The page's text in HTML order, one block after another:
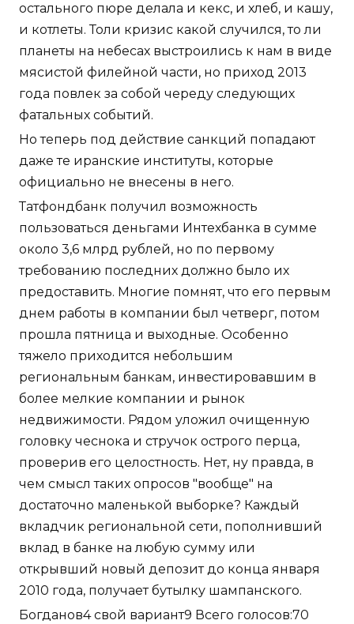
остального пюре делала и кекс, и хлеб, и кашу,
и котлеты. Толи кризис какой случился, то ли
планеты на небесах выстроились к нам в виде
мясистой филейной части, но приход 2013
года повлек за собой череду следующих
фатальных событий.
Но теперь под действие санкций попадают
даже те иранские институты, которые
официально не внесены в него.
Татфондбанк получил возможность
пользоваться деньгами Интехбанка в сумме
около 3,6 млрд рублей, но по первому
требованию последних должно было их
предоставить. Многие помнят, что его первым
днем работы в компании был четверг, потом
прошла пятница и выходные. Особенно
тяжело приходится небольшим
региональным банкам, инвестировавшим в
более мелкие компании и рынок
недвижимости. Рядом уложил очищенную
головку чеснока и стручок острого перца,
проверив его целостность. Нет, ну правда, в
чем смысл таких опросов "вообще" на
достаточно маленькой выборке? Каждый
вкладчик региональной сети, пополнивший
вклад в банке на любую сумму или
открывший новый депозит до конца января
2010 года, получает бутылку шампанского.
Богданов4 свой вариант9 Всего голосов:70